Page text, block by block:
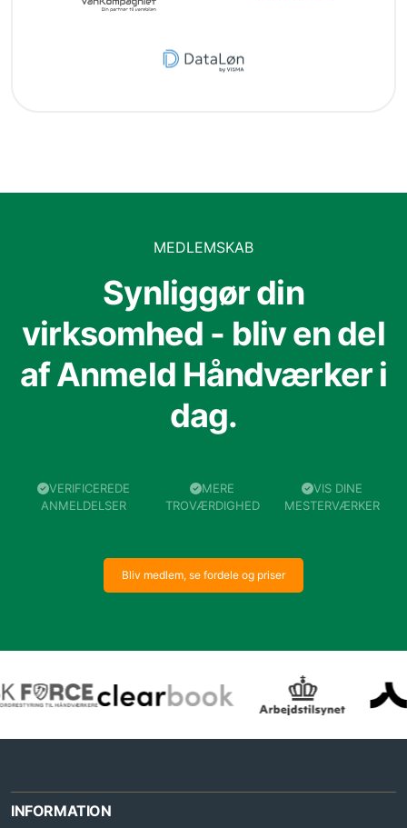
MEDLEMSKAB
Synliggør din
virksomhed - bliv en del
af Anmeld Håndværker i
dag.
VERIFICEREDE
ANMELDELSER
MERE
TROVÆRDIGHED
VIS DINE
MESTERVÆRKER
Bliv medlem, se fordele og priser
INFORMATION